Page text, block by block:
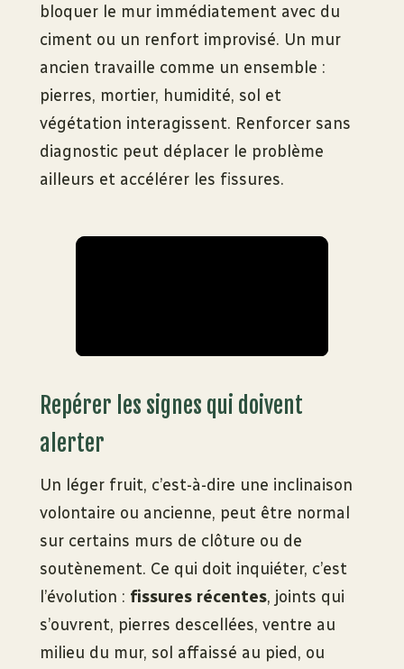
bloquer le mur immédiatement avec du
ciment ou un renfort improvisé. Un mur
ancien travaille comme un ensemble :
pierres, mortier, humidité, sol et
végétation interagissent. Renforcer sans
diagnostic peut déplacer le problème
ailleurs et accélérer les fissures.
Repérer les signes qui doivent
alerter
Un léger fruit, c’est-à-dire une inclinaison
volontaire ou ancienne, peut être normal
sur certains murs de clôture ou de
soutènement. Ce qui doit inquiéter, c’est
l’évolution : fissures récentes, joints qui
s’ouvrent, pierres descellées, ventre au
milieu du mur, sol affaissé au pied, ou